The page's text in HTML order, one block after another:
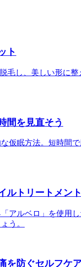
ト
毛し、美しい形に
間を見直そう
仮眠方法。短時間
ルトリートメン
アルベロ」を使用
う。
を防ぐセルフケ